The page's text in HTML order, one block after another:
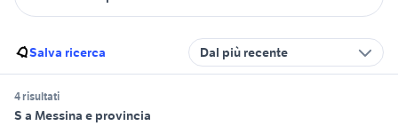
Salva ricerca Dal più recente
4 risultati
S a Messina e provincia